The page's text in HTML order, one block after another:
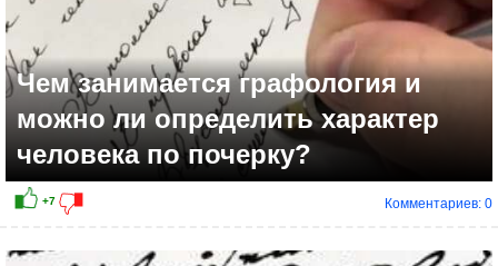
Чем занимается графология и
можно ли определить характер
человека по почерку?
Комментариев: 0